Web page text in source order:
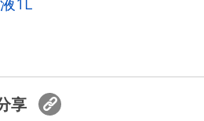
1L
享